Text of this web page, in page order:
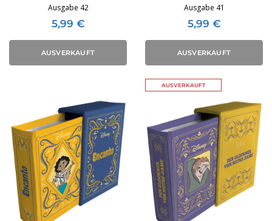
Ausgabe 42
5,99 €
AUSVERKAUFT
Ausgabe 41
5,99 €
AUSVERKAUFT
AUSVERKAUFT